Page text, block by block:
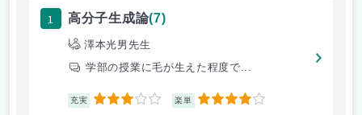
1 高分子生成論(7)
澤本光男先生
学部の授業に毛が生えた程度で...
充実 3 楽単 4